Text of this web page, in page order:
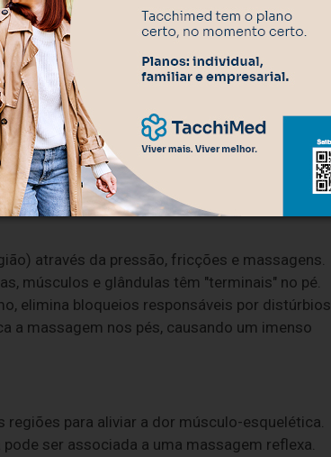
fazer pressão sobre a pele, atingindo os
faz parte da medicina chinesa e tem
muscular e melhora da função dos
energético de todos os sistemas
através da pressão, fricções e massagens.
músculos e glândulas têm "terminais" no pé.
elimina bloqueios responsáveis por distúrbios
a massagem nos pés, causando um imenso
para aliviar a dor músculo-esquelética.
ser associada a uma massagem reflexa.